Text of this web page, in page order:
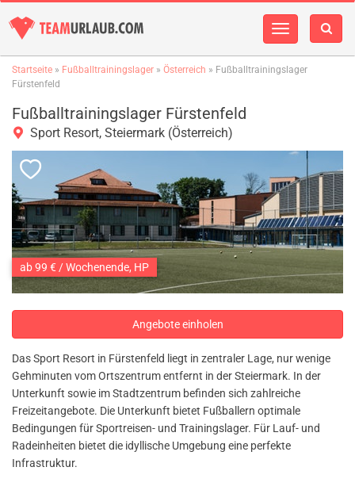
Navigation
Startseite » Fußballtrainingslager » Österreich » Fußballtrainingslager
Fürstenfeld
Fußballtrainingslager Fürstenfeld
Sport Resort, Steiermark (Österreich)
ab 99 € / Wochenende, HP
Angebote einholen
Das Sport Resort in Fürstenfeld liegt in zentraler Lage, nur wenige
Gehminuten vom Ortszentrum entfernt in der Steiermark. In der
Unterkunft sowie im Stadtzentrum befinden sich zahlreiche
Freizeitangebote. Die Unterkunft bietet Fußballern optimale
Bedingungen für Sportreisen- und Trainingslager. Für Lauf- und
Radeinheiten bietet die idyllische Umgebung eine perfekte
Infrastruktur.